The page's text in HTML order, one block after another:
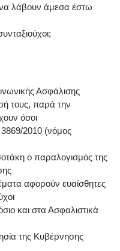
να λάβουν άμεσα έστω
Ασφάλισης
τους, παρά την
όσοι
3869/2010 (νόμος
ο παραλογισμός της
αφορούν ευαίσθητες
και στα Ασφαλιστικά
της Κυβέρνησης